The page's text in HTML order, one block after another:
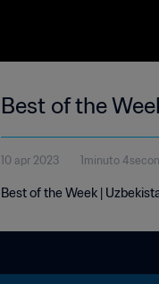
Best of the
10 apr 2023 1minuto
Best of the Week |